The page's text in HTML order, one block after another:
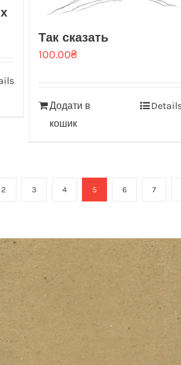
Так сказать
100.00₴
Додати в
кошик
2 3 4 5 6 7